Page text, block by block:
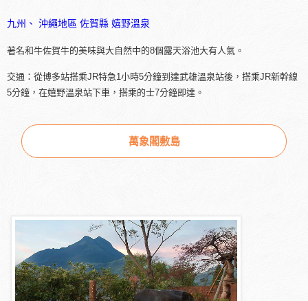
九州、 沖繩地區 佐賀縣 嬉野溫泉
著名和牛佐賀牛的美味與大自然中的8個露天浴池大有人氣。
交通：從博多站搭乘JR特急1小時5分鐘到達武雄溫泉站後，搭乘JR新幹線
5分鐘，在嬉野溫泉站下車，搭乘的士7分鐘即達。
萬象閣敷島